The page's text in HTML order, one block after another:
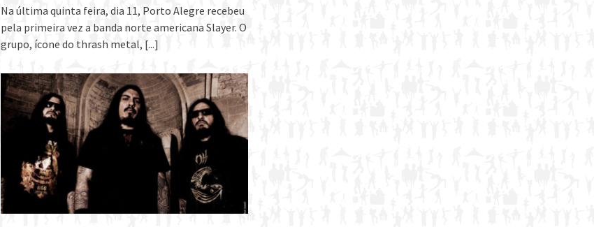
Na última quinta feira, dia 11, Porto Alegre recebeu
pela primeira vez a banda norte americana Slayer. O
grupo, ícone do thrash metal, [...]